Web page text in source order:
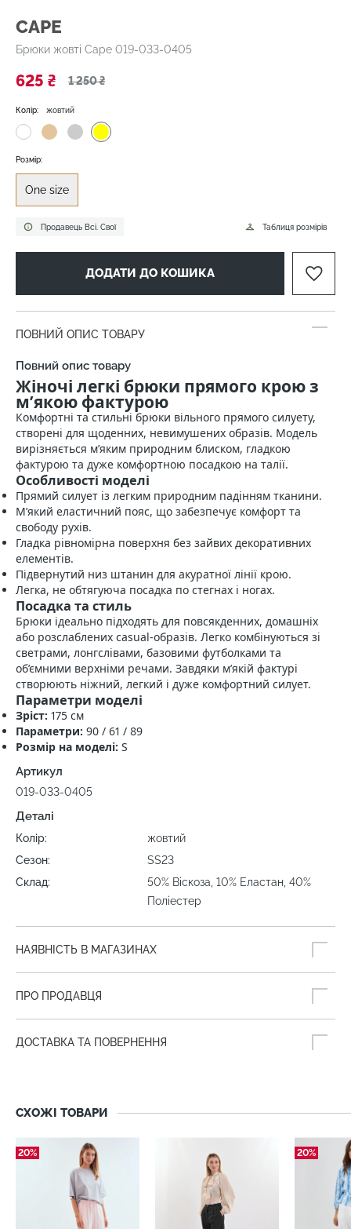
CAPE
Брюки жовті Cape 019-033-0405
625 ₴ 1 250 ₴
Продавець Всі. Свої
Колір: жовтий
Таблиця розмірів
Розмір:
One size
ДОДАТИ ДО КОШИКА
ПОВНИЙ ОПИС ТОВАРУ
Повний опис товару
Жіночі легкі брюки прямого крою з
м’якою фактурою
Комфортні та стильні брюки вільного прямого силуету,
створені для щоденних, невимушених образів. Модель
вирізняється м’яким природним блиском, гладкою
фактурою та дуже комфортною посадкою на талії.
Особливості моделі
Прямий силует із легким природним падінням тканини.
М’який еластичний пояс, що забезпечує комфорт та
свободу рухів.
Гладка рівномірна поверхня без зайвих декоративних
елементів.
Підвернутий низ штанин для акуратної лінії крою.
Легка, не обтягуюча посадка по стегнах і ногах.
Посадка та стиль
Брюки ідеально підходять для повсякденних, домашніх
або розслаблених casual‑образів. Легко комбінуються зі
светрами, лонгслівами, базовими футболками та
об’ємними верхніми речами. Завдяки м’якій фактурі
створюють ніжний, легкий і дуже комфортний силует.
Параметри моделі
Зріст: 175 см
Параметри: 90 / 61 / 89
Розмір на моделі: S
Артикул
019-033-0405
Деталі
Колір:
жовтий
Сезон:
SS23
Склад:
50% Віскоза, 10% Еластан, 40%
Поліестер
НАЯВНІСТЬ В МАГАЗИНАХ
ПРО ПРОДАВЦЯ
ДОСТАВКА ТА ПОВЕРНЕННЯ
СХОЖІ ТОВАРИ
20% 20%